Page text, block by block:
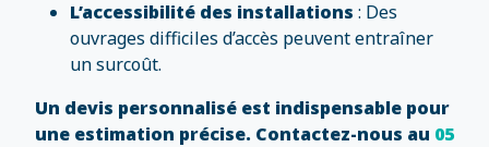
L’accessibilité des installations : Des
ouvrages difficiles d’accès peuvent entraîner
un surcoût.
Un devis personnalisé est indispensable pour
une estimation précise. Contactez-nous au 05